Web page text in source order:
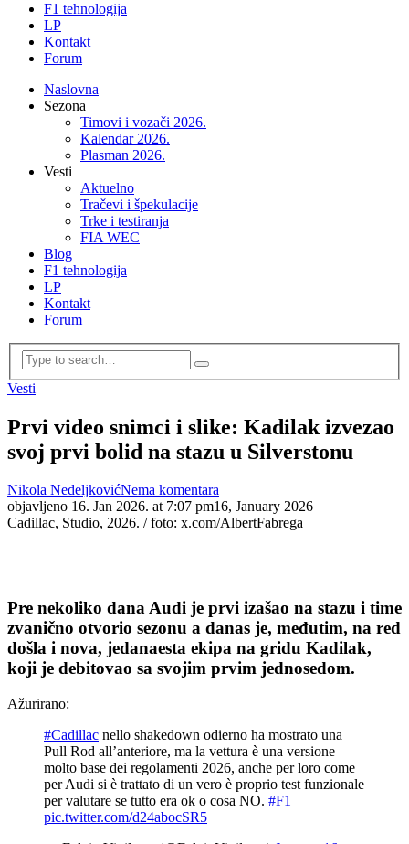
F1 tehnologija
LP
Kontakt
Forum
Naslovna
Sezona
Timovi i vozači 2026.
Kalendar 2026.
Plasman 2026.
Vesti
Aktuelno
Tračevi i špekulacije
Trke i testiranja
FIA WEC
Blog
F1 tehnologija
LP
Kontakt
Forum
Vesti
Prvi video snimci i slike: Kadilak izvezao
svoj prvi bolid na stazu u Silverstonu
Nikola NedeljkovićNema komentara
objavljeno 16. Jan 2026. at 7:07 pm16, January 2026
Cadillac, Studio, 2026. / foto: x.com/AlbertFabrega
Pre nekoliko dana Audi je prvi izašao na stazu i time
zvanično otvorio sezonu a danas je, međutim, na red
došla i nova, jedanaesta ekipa na gridu Kadilak,
koji je debitovao sa svojim prvim jednosedom.
Ažurirano:
#Cadillac nello shakedown odierno ha mostrato una
Pull Rod all’anteriore, ma la vettura è una versione
molto base dei regolamenti 2026, anche per loro come
per Audi si è trattato di un vero è proprio test funzionale
per valutare se tutto era ok o cosa NO. #F1
pic.twitter.com/d24abocSR5